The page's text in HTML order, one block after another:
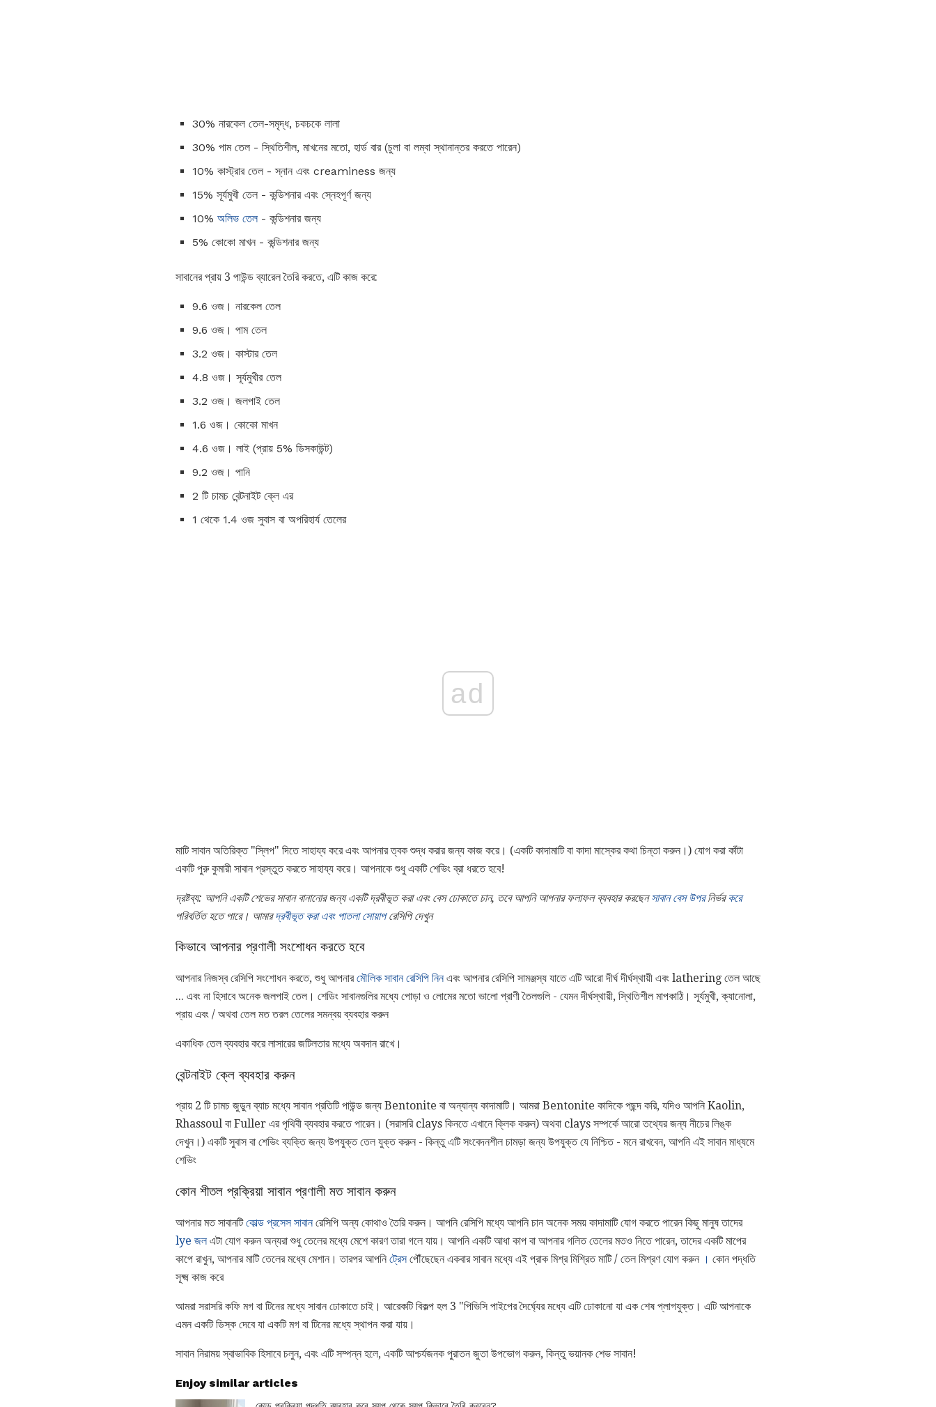
30% নারকেল তেল-সমৃদ্ধ, চকচকে লালা
30% পাম তেল - স্থিতিশীল, মাখনের মতো, হার্ড বার (চুলা বা লম্বা স্থানান্তর করতে পারেন)
10% কাস্ট্রার তেল - স্নান এবং creaminess জন্য
15% সূর্যমুখী তেল - কন্ডিশনার এবং স্নেহপূর্ণ জন্য
10% অলিভ তেল- কন্ডিশনার জন্য
5% কোকো মাখন - কন্ডিশনার জন্য
সাবানের প্রায় 3 পাউন্ড ব্যারেল তৈরি করতে, এটি কাজ করে:
9.6 ওজ। নারকেল তেল
9.6 ওজ। পাম তেল
3.2 ওজ। কাস্টার তেল
4.8 ওজ। সূর্যমুখীর তেল
3.2 ওজ। জলপাই তেল
1.6 ওজ। কোকো মাখন
4.6 ওজ। লাই (প্রায় 5% ডিসকাউন্ট)
9.2 ওজ। পানি
2 টি চামচ বেন্টনাইট ক্লে এর
1 থেকে 1.4 ওজ সুবাস বা অপরিহার্য তেলের
ad
মাটি সাবান অতিরিক্ত "স্লিপ" দিতে সাহায্য করে এবং আপনার ত্বক শুদ্ধ করার জন্য কাজ করে। (একটি কাদামাটি বা কাদা মাস্কের কথা চিন্তা করুন।) যোগ করা কাঁটা
একটি পুরু কুমারী সাবান প্রস্তুত করতে সাহায্য করে। আপনাকে শুধু একটি শেভিং ব্রা ধরতে হবে!
দ্রষ্টব্য: আপনি একটি শেভের সাবান বানানোর জন্য একটি দ্রবীভূত করা এবং বেস ঢোকাতে চান, তবে আপনি আপনার ফলাফল ব্যবহার করছেনসাবান বেস উপরনির্ভরকরে
পরিবর্তিত হতে পারে। আমারদ্রবীভূত করা এবং পাতলা সোয়াপরেসিপি দেখুন
কিভাবে আপনার প্রণালী সংশোধন করতে হবে
আপনার নিজস্ব রেসিপি সংশোধন করতে, শুধু আপনারমৌলিক সাবান রেসিপি নিনএবং আপনার রেসিপি সামঞ্জস্য যাতে এটি আরো দীর্ঘ দীর্ঘস্থায়ী এবং lathering তেল আছে
... এবং না হিসাবে অনেক জলপাই তেল। শেডিং সাবানগুলির মধ্যে পোড়া ও লোমের মতো ভালো প্রাণী তৈলগুলি - যেমন দীর্ঘস্থায়ী, স্থিতিশীল মাপকাঠি। সূর্যমুখী, ক্যানোলা,
প্রায় এবং / অথবা তেল মত তরল তেলের সমন্বয় ব্যবহার করুন
একাধিক তেল ব্যবহার করে লাসারের জটিলতার মধ্যে অবদান রাখে।
বেন্টনাইট ক্লে ব্যবহার করুন
প্রায় 2 টি চামচ জুড়ুন ব্যাচ মধ্যে সাবান প্রতিটি পাউন্ড জন্য Bentonite বা অন্যান্য কাদামাটি। আমরা Bentonite কাদিকে পছন্দ করি, যদিও আপনি Kaolin,
Rhassoul বা Fuller এর পৃথিবী ব্যবহার করতে পারেন। (সরাসরি clays কিনতে এখানে ক্লিক করুন) অথবা clays সম্পর্কে আরো তথ্যের জন্য নীচের লিঙ্ক
দেখুন।) একটি সুবাস বা শেভিং ব্যক্তি জন্য উপযুক্ত তেল যুক্ত করুন - কিন্তু এটি সংবেদনশীল চামড়া জন্য উপযুক্ত যে নিশ্চিত - মনে রাখবেন, আপনি এই সাবান মাধ্যমে
শেভিং
কোন শীতল প্রক্রিয়া সাবান প্রণালী মত সাবান করুন
আপনার মত সাবানটিকোল্ড প্রসেস সাবানরেসিপি অন্য কোথাও তৈরি করুন। আপনি রেসিপি মধ্যে আপনি চান অনেক সময় কাদামাটি যোগ করতে পারেন কিছু মানুষ তাদের
lye জলএটা যোগ করুন অন্যরা শুধু তেলের মধ্যে মেশে কারণ তারা গলে যায়। আপনি একটি আধা কাপ বা আপনার গলিত তেলের মতও নিতে পারেন, তাদের একটি মাপের
কাপে রাখুন, আপনার মাটি তেলের মধ্যে মেশান। তারপর আপনি ট্রেসপৌঁছেছেন একবার সাবান মধ্যে এই প্রাক মিশ্র মিশ্রিত মাটি / তেল মিশ্রণ যোগ করুন । কোন পদ্ধতি
সূক্ষ্ম কাজ করে
আমরা সরাসরি কফি মগ বা টিনের মধ্যে সাবান ঢোকাতে চাই। আরেকটি বিকল্প হল 3 "পিভিসি পাইপের দৈর্ঘ্যের মধ্যে এটি ঢোকানো যা এক শেষ প্লাগযুক্ত। এটি আপনাকে
এমন একটি ডিস্ক দেবে যা একটি মগ বা টিনের মধ্যে স্থাপন করা যায়।
সাবান নিরাময় স্বাভাবিক হিসাবে চলুন, এবং এটি সম্পন্ন হলে, একটি আশ্চর্যজনক পুরাতন জুতা উপভোগ করুন, কিন্তু ভয়ানক শেভ সাবান!
Enjoy similar articles